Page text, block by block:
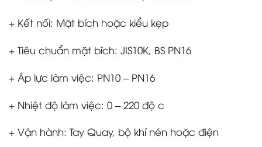
+ Kết nối: Mặt bích hoặc kiểu kẹp
+ Tiêu chuẩn mặt bích: JIS10K, BS PN16
+ Áp lực làm việc: PN10 – PN16
+ Nhiệt độ làm việc: 0 – 220 độ c
+ Vận hành: Tay Quay, bộ khí nén hoặc điện